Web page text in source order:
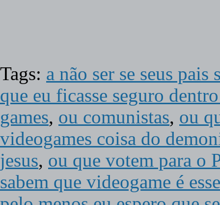
Tags: a não ser se seus pais
que eu ficasse seguro
games, ou comunistas, ou
videogames coisa do
jesus, ou que votem para o
sabem que videogame é